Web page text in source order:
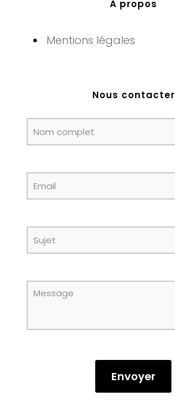
À propos
Mentions légales
Nous contacter